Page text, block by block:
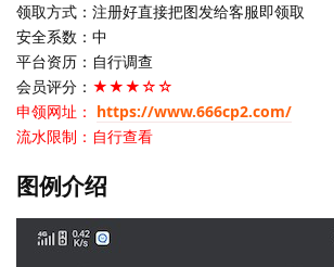
领取方式：注册好直接把图发给客服即领取
安全系数：中
平台资历：自行调查
会员评分： ★★★☆☆
申领网址： https://www.666cp2.com/
流水限制：自行查看
图例介绍